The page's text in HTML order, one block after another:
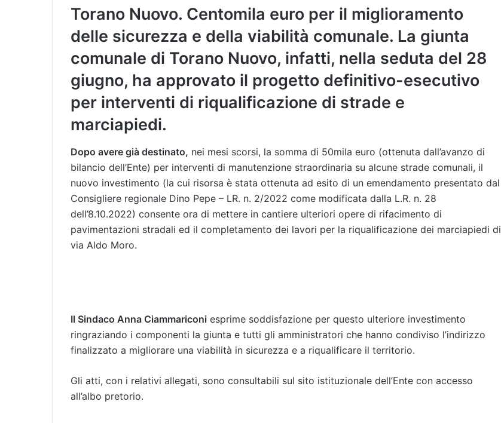
Torano Nuovo. Centomila euro per il miglioramento
delle sicurezza e della viabilità comunale. La giunta
comunale di Torano Nuovo, infatti, nella seduta del 28
giugno, ha approvato il progetto definitivo-esecutivo
per interventi di riqualificazione di strade e
marciapiedi.
Dopo avere già destinato, nei mesi scorsi, la somma di 50mila euro (ottenuta dall’avanzo di
bilancio dell’Ente) per interventi di manutenzione straordinaria su alcune strade comunali, il
nuovo investimento (la cui risorsa è stata ottenuta ad esito di un emendamento presentato dal
Consigliere regionale Dino Pepe – LR. n. 2/2022 come modificata dalla L.R. n. 28
dell’8.10.2022) consente ora di mettere in cantiere ulteriori opere di rifacimento di
pavimentazioni stradali ed il completamento dei lavori per la riqualificazione dei marciapiedi di
via Aldo Moro.
Il Sindaco Anna Ciammariconi esprime soddisfazione per questo ulteriore investimento
ringraziando i componenti la giunta e tutti gli amministratori che hanno condiviso l’indirizzo
finalizzato a migliorare una viabilità in sicurezza e a riqualificare il territorio.
Gli atti, con i relativi allegati, sono consultabili sul sito istituzionale dell’Ente con accesso
all’albo pretorio.